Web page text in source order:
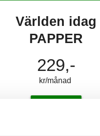
Världen idag
PAPPER
229,-
kr/månad ​​​​​​